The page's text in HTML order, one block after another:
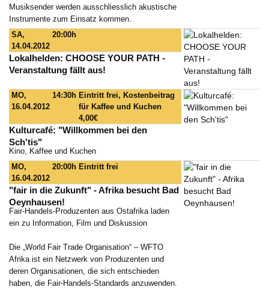
Musiksender werden ausschliesslich akustische
Instrumente zum Einsatz kommen.
SA,
14.04.2012
20:00h
Lokalhelden: CHOOSE YOUR PATH -
Veranstaltung fällt aus!
MO,
16.04.2012
14:30h Eintritt frei, Kostenbeitrag
für Kaffee und Kuchen
4,00€
Kulturcafé: "Willkommen bei den
Sch'tis"
Kino, Kaffee und Kuchen
MO,
16.04.2012
20:00h Eintritt frei
"fair in die Zukunft" - Afrika besucht Bad
Oeynhausen!
Fair-Handels-Produzenten aus Ostafrika laden
ein zu Information, Film und Diskussion
Die „World Fair Trade Organisation“ – WFTO
Afrika ist ein Netzwerk von Produzenten und
deren Organisationen, die sich entschieden
haben, die Fair-Handels-Standards anzuwenden.